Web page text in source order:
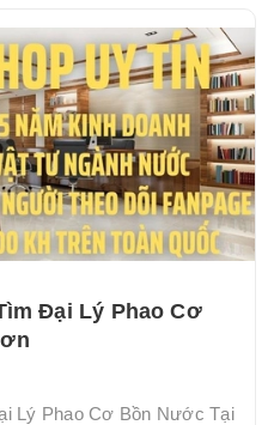
Đại Lý Phao Cơ
Lý Phao Cơ Bồn Nước Tại